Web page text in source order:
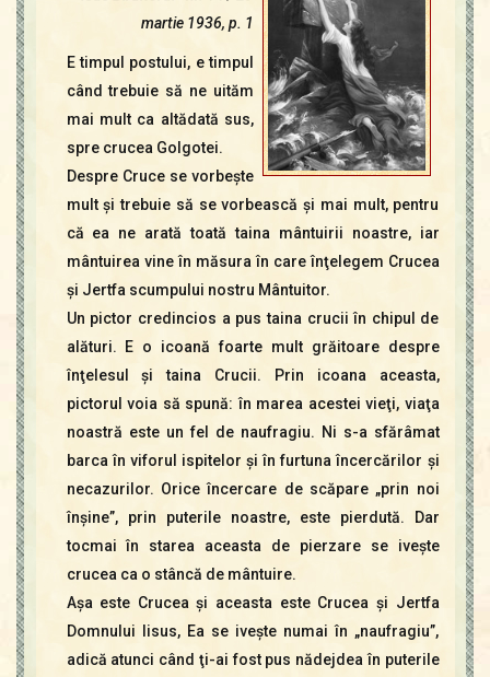
Icoane
Mărgăritare
Calendar
Glosar
Repere
Contact
martie 1936, p. 1
E timpul postului, e timpul
când trebuie să ne uităm
mai mult ca altădată sus,
spre crucea Golgotei.
Despre Cruce se vorbeşte
mult şi trebuie să se vorbească şi mai mult, pentru
că ea ne arată toată taina mântuirii noastre, iar
mântuirea vine în măsura în care înţelegem Crucea
şi Jertfa scumpului nostru Mântuitor.
Un pictor credincios a pus taina crucii în chipul de
alături. E o icoană foarte mult grăitoare despre
înţelesul şi taina Crucii. Prin icoana aceasta,
pictorul voia să spună: în marea acestei vieţi, viaţa
noastră este un fel de naufragiu. Ni s-a sfărâmat
barca în viforul ispitelor şi în furtuna încercărilor şi
necazurilor. Orice încercare de scăpare „prin noi
înşine”, prin puterile noastre, este pierdută. Dar
tocmai în starea aceasta de pierzare se iveşte
crucea ca o stâncă de mântuire.
Aşa este Crucea şi aceasta este Crucea şi Jertfa
Domnului Iisus, Ea se iveşte numai în „naufragiu”,
adică atunci când ţi-ai fost pus nădejdea în puterile